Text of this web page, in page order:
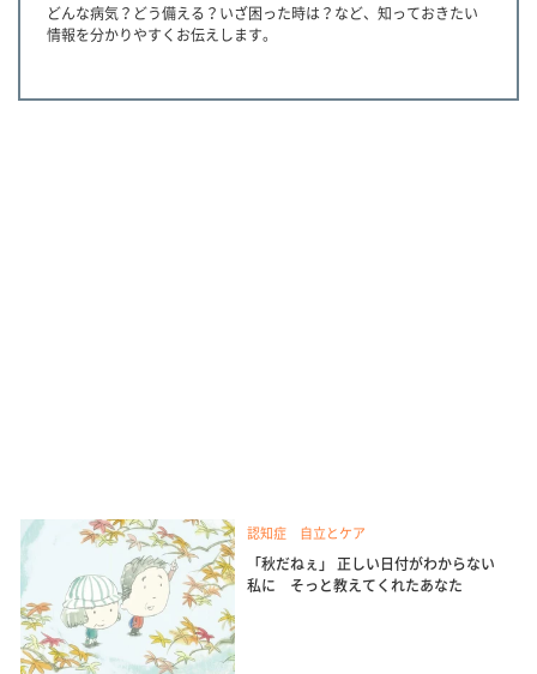
どんな病気？どう備える？いざ困った時は？など、知っておきたい
情報を分かりやすくお伝えします。
認知症 自立とケア
「秋だねぇ」 正しい日付がわからない
私に そっと教えてくれたあなた